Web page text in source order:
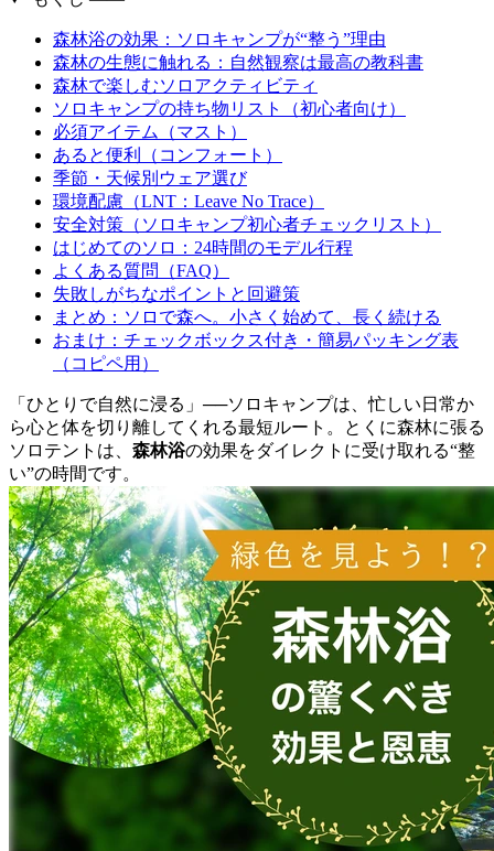
森林浴の効果：ソロキャンプが“整う”理由
森林の生態に触れる：自然観察は最高の教科書
森林で楽しむソロアクティビティ
ソロキャンプの持ち物リスト（初心者向け）
必須アイテム（マスト）
あると便利（コンフォート）
季節・天候別ウェア選び
環境配慮（LNT：Leave No Trace）
安全対策（ソロキャンプ初心者チェックリスト）
はじめてのソロ：24時間のモデル行程
よくある質問（FAQ）
失敗しがちなポイントと回避策
まとめ：ソロで森へ。小さく始めて、長く続ける
おまけ：チェックボックス付き・簡易パッキング表
（コピペ用）
「ひとりで自然に浸る」──ソロキャンプは、忙しい日常か
ら心と体を切り離してくれる最短ルート。とくに森林に張る
ソロテントは、 森林浴の効果をダイレクトに受け取れる“整
い”の時間です。